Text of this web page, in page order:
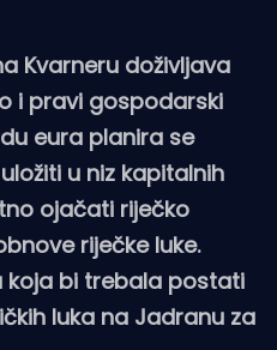
Kvarneru doživljava
i pravi gospodarski
eura planira se
u niz kapitalnih
ojačati riječko
riječke luke.
koja bi trebala postati
luka na Jadranu za